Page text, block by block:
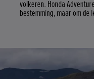
volkeren. Honda
bestemming, maar om